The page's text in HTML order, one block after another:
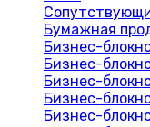
Бумажная
Бизнес-
Бизнес-
Бизнес-
Бизнес-
Бизнес-